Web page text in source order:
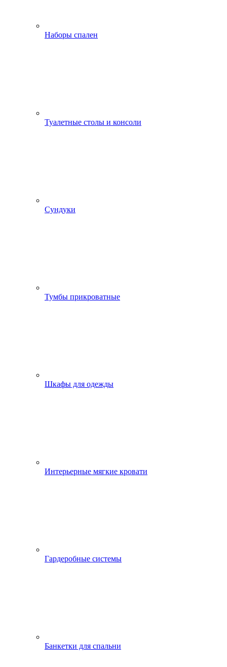
Наборы спален
Туалетные столы и консоли
Сундуки
Тумбы прикроватные
Шкафы для одежды
Интерьерные мягкие кровати
Гардеробные системы
Банкетки для спальни